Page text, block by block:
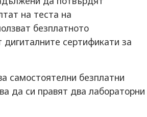
на теста на
безплатното
сертификати за
самостоятелни безплатни
да си правят два лабораторни